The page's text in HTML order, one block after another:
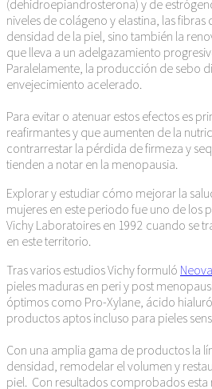
(dehidroepiandrosterona) y de
niveles de colágeno y elastina, las fibras
densidad de la piel, sino también la
que lleva a un adelgazamiento
Paralelamente, la producción de sebo
envejecimiento acelerado.
Para evitar o atenuar estos efectos es
reafirmantes y que aumenten de la
contrarrestar la pérdida de firmeza y
tienden a notar en la menopausia.
Explorar y estudiar cómo mejorar la
mujeres en este periodo fue uno de los
Vichy Laboratoires en 1992 cuando se
en este territorio.
Tras varios estudios Vichy formuló
pieles maduras en peri y post
óptimos como Pro-Xylane, ácido
productos aptos incluso para pieles
Con una amplia gama de productos la
densidad, remodelar el volumen y
piel. Con resultados comprobados esta